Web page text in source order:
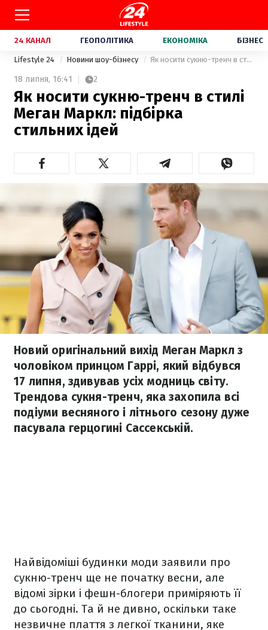
24 КАНАЛ ГЕОПОЛІТИКА ЕКОНОМІКА БІЗНЕС
Lifestyle 24 Новини шоу-бізнесу Як носити сукню-тренч в стилі Меган Маркл: підбірка стильних ідей
18 липня, 16:41 2
Як носити сукню-тренч в стилі
Меган Маркл: підбірка
стильних ідей
Новий оригінальний вихід Меган Маркл з
чоловіком принцом Гаррі, який відбувся
17 липня, здивував усіх модниць світу.
Трендова сукня-тренч, яка захопила всі
подіуми весняного і літнього сезону дуже
пасувала герцогині Сассекській.
Найвідоміші будинки моди заявили про
сукню-тренч ще не початку весни, але
відомі зірки і фешн-блогери приміряють її
до сьогодні. Та й не дивно, оскільки таке
незвичне плаття з легкої тканини, яке